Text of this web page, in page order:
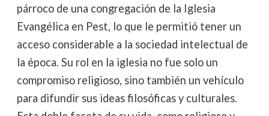
párroco de una congregación de la Iglesia
Evangélica en Pest, lo que le permitió tener un
acceso considerable a la sociedad intelectual de
la época. Su rol en la iglesia no fue solo un
compromiso religioso, sino también un vehículo
para difundir sus ideas filosóficas y culturales.